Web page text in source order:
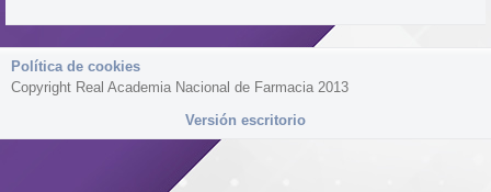
Política de cookies
Copyright Real Academia Nacional de Farmacia 2013
Versión escritorio